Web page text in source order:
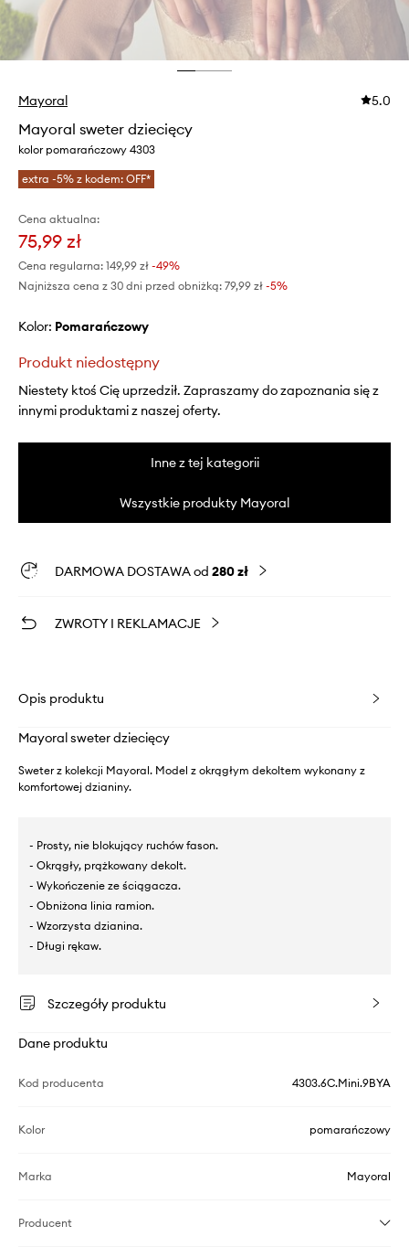
Mayoral 5.0
Mayoral sweter dziecięcy
kolor pomarańczowy 4303
extra -5% z kodem: OFF*
Cena aktualna:
75,99 zł
Cena regularna: 149,99 zł -49%
Najniższa cena z 30 dni przed obniżką: 79,99 zł -5%
Kolor: pomarańczowy
Produkt niedostępny
Niestety ktoś Cię uprzedził. Zapraszamy do zapoznania się z
innymi produktami z naszej oferty.
Inne z tej kategorii
Wszystkie produkty Mayoral
DARMOWA DOSTAWA od 280 zł
ZWROTY I REKLAMACJE
Opis produktu
Mayoral sweter dziecięcy
Sweter z kolekcji Mayoral. Model z okrągłym dekoltem wykonany z
komfortowej dzianiny.
- Prosty, nie blokujący ruchów fason.
- Okrągły, prążkowany dekolt.
- Wykończenie ze ściągacza.
- Obniżona linia ramion.
- Wzorzysta dzianina.
- Długi rękaw.
Szczegóły produktu
Dane produktu
Kod producenta 4303.6C.Mini.9BYA
Kolor pomarańczowy
Marka Mayoral
Producent